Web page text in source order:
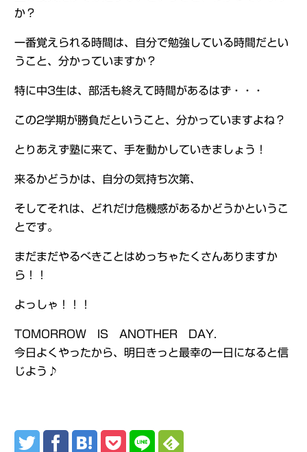
か？
一番覚えられる時間は、自分で勉強している時間だとい
うこと、分かっていますか？
特に中3生は、部活も終えて時間があるはず・・・
この2学期が勝負だということ、分かっていますよね？
とりあえず塾に来て、手を動かしていきましょう！
来るかどうかは、自分の気持ち次第、
そしてそれは、どれだけ危機感があるかどうかというこ
とです。
まだまだやるべきことはめっちゃたくさんありますか
ら！！
よっしゃ！！！
TOMORROW IS ANOTHER DAY.
今日よくやったから、明日きっと最幸の一日になると信
じよう♪